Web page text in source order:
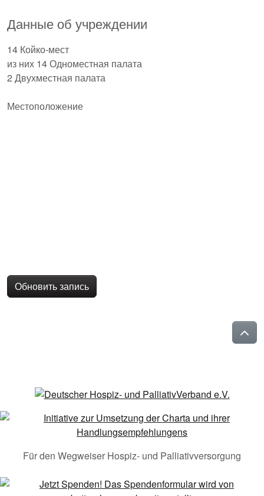
Данные об учреждении
14 Койко-мест
из них 14 Одноместная палата
2 Двухместная палата
Местоположение
Обновить запись
Für den Wegweiser Hospiz- und Palliativversorgung